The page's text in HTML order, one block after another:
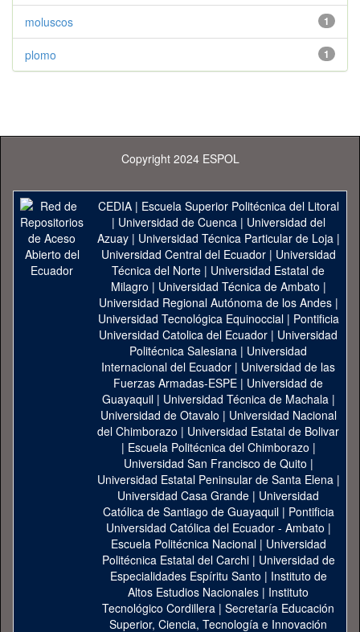
1
moluscos
1
plomo
Copyright 2024 ESPOL
CEDIA| Escuela Superior Politécnica del Litoral
| Universidad de Cuenca| Universidad del
Azuay| Universidad Técnica Particular de Loja|
Universidad Central del Ecuador| Universidad
Técnica del Norte | Universidad Estatal de
Milagro | Universidad Técnica de Ambato |
Universidad Regional Autónoma de los Andes|
Universidad Tecnológica Equinoccial| Pontificia
Universidad Catolica del Ecuador | Universidad
Politécnica Salesiana | Universidad
Internacional del Ecuador | Universidad de las
Fuerzas Armadas-ESPE | Universidad de
Guayaquil| Universidad Técnica de Machala|
Universidad de Otavalo | Universidad Nacional
del Chimborazo | Universidad Estatal de Bolivar
| Escuela Politécnica del Chimborazo |
Universidad San Francisco de Quito |
Universidad Estatal Peninsular de Santa Elena|
Universidad Casa Grande | Universidad
Católica de Santiago de Guayaquil| Pontificia
Universidad Católica del Ecuador - Ambato |
Escuela Politécnica Nacional| Universidad
Politécnica Estatal del Carchi| Universidad de
Especialidades Espíritu Santo | Instituto de
Altos Estudios Nacionales | Instituto
Tecnológico Cordillera | Secretaría Educación
Superior, Ciencia, Tecnología e Innovación